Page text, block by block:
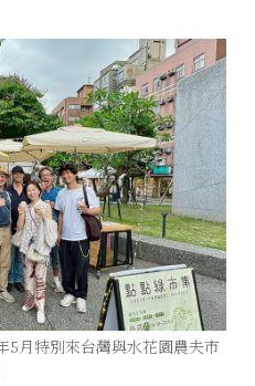
5月特別來台灣與水花園農夫市